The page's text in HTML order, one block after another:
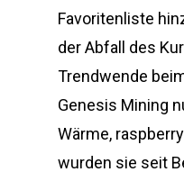
Favoritenliste
der Abfall des
Trendwende
Genesis Mining
Wärme,
wurden sie seit